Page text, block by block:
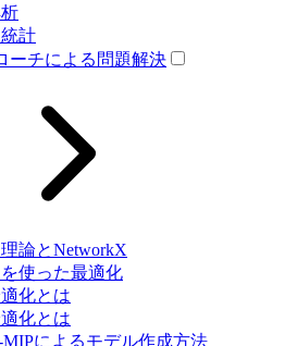
計
ーチによる問題解決
論とNetworkX
使った最適化
化とは
化とは
MIPによるモデル作成方法